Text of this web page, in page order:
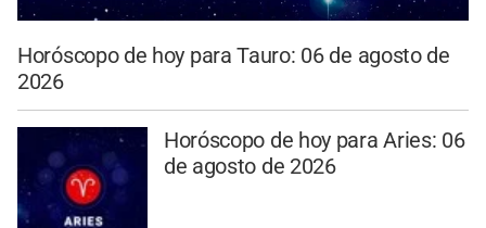
Horóscopo de hoy para Tauro: 06 de agosto de
2026
Horóscopo de hoy para Aries: 06
de agosto de 2026